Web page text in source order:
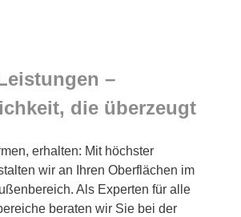
–
die überzeugt
erhalten: Mit höchster
wir an Ihren Oberflächen im
Als Experten für alle
beraten wir Sie bei der